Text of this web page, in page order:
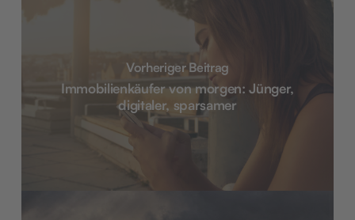
Vorheriger Beitrag
Immobilienkäufer von morgen: Jünger,
digitaler, sparsamer